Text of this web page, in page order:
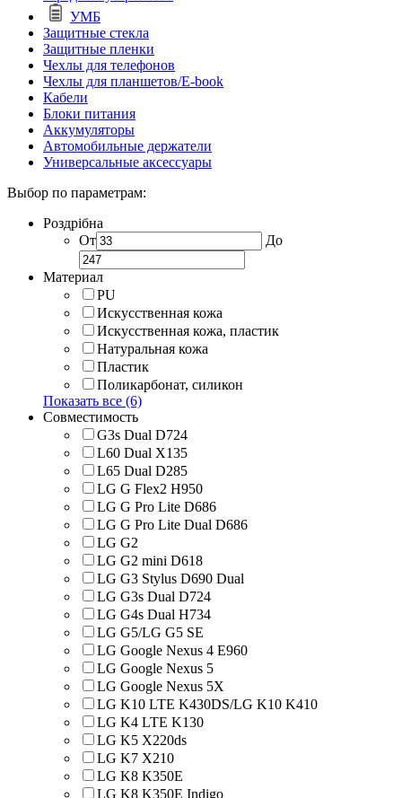
УМБ
Защитные стекла
Защитные пленки
Чехлы для телефонов
Чехлы для планшетов/E-book
Кабели
Блоки питания
Аккумуляторы
Автомобильные держатели
Универсальные аксессуары
Выбор по параметрам:
Роздрібна
От
До
Материал
PU
Искусственная кожа
Искусственная кожа, пластик
Натуральная кожа
Пластик
Поликарбонат, силикон
Показать все (6)
Совместимость
G3s Dual D724
L60 Dual X135
L65 Dual D285
LG G Flex2 H950
LG G Pro Lite D686
LG G Pro Lite Dual D686
LG G2
LG G2 mini D618
LG G3 Stylus D690 Dual
LG G3s Dual D724
LG G4s Dual H734
LG G5/LG G5 SE
LG Google Nexus 4 E960
LG Google Nexus 5
LG Google Nexus 5X
LG K10 LTE K430DS/LG K10 K410
LG K4 LTE K130
LG K5 X220ds
LG K7 X210
LG K8 K350E
LG K8 K350E Indigo